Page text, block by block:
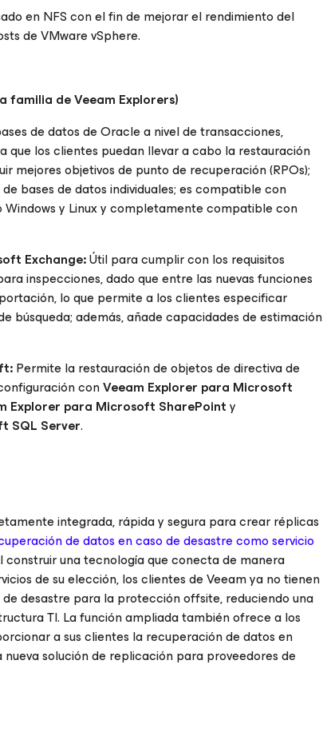
en NFS con el fin de mejorar el rendimiento del
de VMware vSphere.
familia de Veeam Explorers)
de datos de Oracle a nivel de transacciones,
los clientes puedan llevar a cabo la restauración
mejores objetivos de punto de recuperación (RPOs);
bases de datos individuales; es compatible con
y Linux y completamente compatible con
Exchange:Útil para cumplir con los requisitos
inspecciones, dado que entre las nuevas funciones
lo que permite a los clientes especificar
búsqueda; además, añade capacidades de estimación
Permite la restauración de objetos de directiva de
conVeeam Explorer para Microsoft
Explorer para Microsoft SharePointy
SQL Server.
integrada, rápida y segura para crear réplicas
de datos en caso de desastre como servicio
construir una tecnología que conecta de manera
de su elección, los clientes de Veeam ya no tienen
desastre para la protección offsite, reduciendo una
TI. La función ampliada también ofrece a los
a sus clientes la recuperación de datos en
solución de replicación para proveedores de